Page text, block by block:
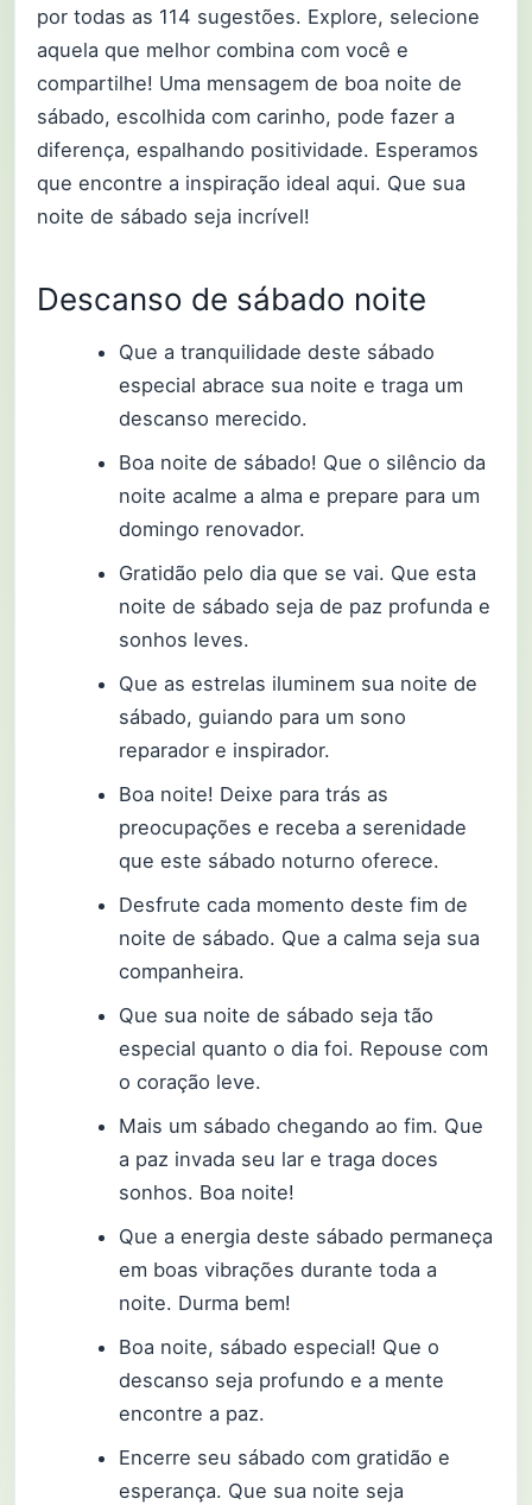
por todas as 114 sugestões. Explore, selecione
aquela que melhor combina com você e
compartilhe! Uma mensagem de boa noite de
sábado, escolhida com carinho, pode fazer a
diferença, espalhando positividade. Esperamos
que encontre a inspiração ideal aqui. Que sua
noite de sábado seja incrível!
Descanso de sábado noite
Que a tranquilidade deste sábado
especial abrace sua noite e traga um
descanso merecido.
Boa noite de sábado! Que o silêncio da
noite acalme a alma e prepare para um
domingo renovador.
Gratidão pelo dia que se vai. Que esta
noite de sábado seja de paz profunda e
sonhos leves.
Que as estrelas iluminem sua noite de
sábado, guiando para um sono
reparador e inspirador.
Boa noite! Deixe para trás as
preocupações e receba a serenidade
que este sábado noturno oferece.
Desfrute cada momento deste fim de
noite de sábado. Que a calma seja sua
companheira.
Que sua noite de sábado seja tão
especial quanto o dia foi. Repouse com
o coração leve.
Mais um sábado chegando ao fim. Que
a paz invada seu lar e traga doces
sonhos. Boa noite!
Que a energia deste sábado permaneça
em boas vibrações durante toda a
noite. Durma bem!
Boa noite, sábado especial! Que o
descanso seja profundo e a mente
encontre a paz.
Encerre seu sábado com gratidão e
esperança. Que sua noite seja